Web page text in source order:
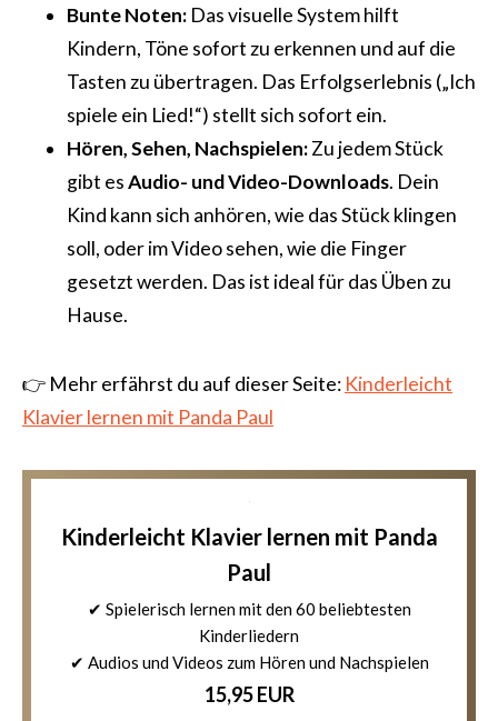
Bunte Noten: Das visuelle System hilft
Kindern, Töne sofort zu erkennen und auf die
Tasten zu übertragen. Das Erfolgserlebnis („Ich
spiele ein Lied!“) stellt sich sofort ein.
Hören, Sehen, Nachspielen:Zu jedem Stück
gibt esAudio- und Video-Downloads. Dein
Kind kann sich anhören, wie das Stück klingen
soll, oder im Video sehen, wie die Finger
gesetzt werden. Das ist ideal für das Üben zu
Hause.
👉 Mehr erfährst du auf dieser Seite: Kinderleicht
Klavier lernen mit Panda Paul
Kinderleicht Klavier lernen mit Panda
Paul
✔ Spielerisch lernen mit den 60 beliebtesten
Kinderliedern
✔ Audios und Videos zum Hören und Nachspielen
15,95 EUR